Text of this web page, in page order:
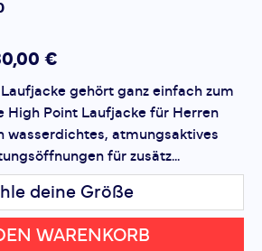
€
gehört ganz einfach zum
High Point Laufjacke für Herren
wasserdichtes, atmungsaktives
für zusätz...
deine Größe
WARENKORB